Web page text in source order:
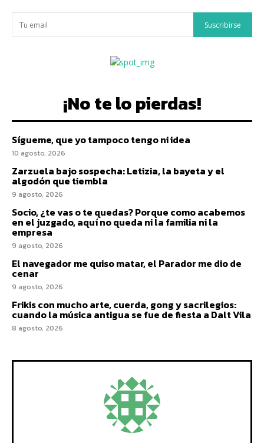
Suscribirse
¡No te lo pierdas!
Sígueme, que yo tampoco tengo ni idea
10 agosto, 2026
Zarzuela bajo sospecha: Letizia, la bayeta y el
algodón que tiembla
9 agosto, 2026
Socio, ¿te vas o te quedas? Porque como acabemos
en el juzgado, aquí no queda ni la familia ni la
empresa
9 agosto, 2026
El navegador me quiso matar, el Parador me dio de
cenar
9 agosto, 2026
Frikis con mucho arte, cuerda, gong y sacrilegios:
cuando la música antigua se fue de fiesta a Dalt Vila
8 agosto, 2026